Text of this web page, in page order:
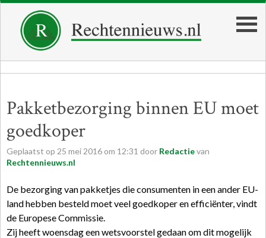
Pakketbezorging binnen EU moet
goedkoper
Geplaatst op 25 mei 2016 om 12:31 door Redactievan
Rechtennieuws.nl
De bezorging van pakketjes die consumenten in een ander EU-
land hebben besteld moet veel goedkoper en efficiënter, vindt
de Europese Commissie.
Zij heeft woensdag een wetsvoorstel gedaan om dit mogelijk